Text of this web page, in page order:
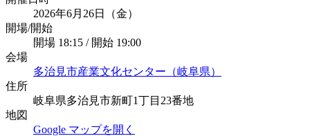
2026年6月26日（金）
開場/開始
開場 18:15 / 開始 19:00
会場
多治見市産業文化センター（岐阜県）
住所
岐阜県多治見市新町1丁目23番地
地図
Google マップを開く